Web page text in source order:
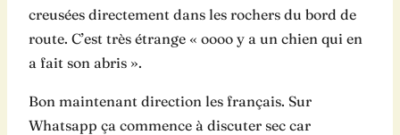
creusées directement dans les rochers du bord de
route. C’est très étrange « oooo y a un chien qui en
a fait son abris ».
Bon maintenant direction les français. Sur
Whatsapp ça commence à discuter sec car